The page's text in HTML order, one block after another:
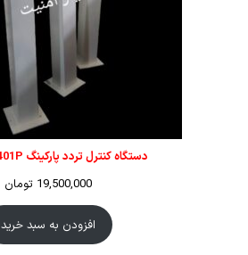
دستگاه کنترل تردد پارکینگ SH401P با پایه
19,500,000 تومان
افزودن به سبد خرید